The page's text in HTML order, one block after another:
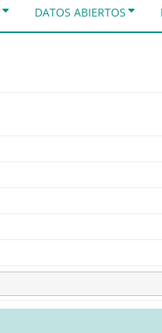
DATOS ABIERTOS